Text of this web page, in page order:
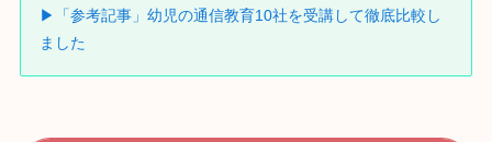
▶「参考記事」幼児の通信教育10社を受講して徹底比較し
ました